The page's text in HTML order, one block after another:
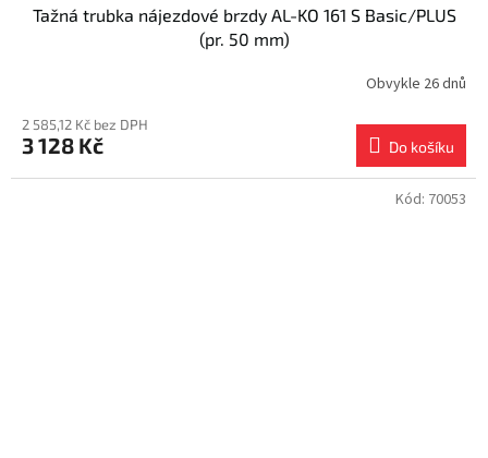
Tažná trubka nájezdové brzdy AL-KO 161 S Basic/PLUS
(pr. 50 mm)
Obvykle 26 dnů
2 585,12 Kč bez DPH
3 128 Kč Do košíku
Kód: 70053